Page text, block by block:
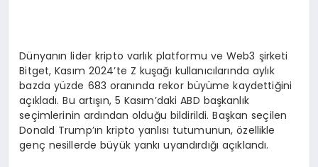
Dünyanın lider kripto varlık platformu ve Web3 şirketi
Bitget, Kasım 2024’te Z kuşağı kullanıcılarında aylık
bazda yüzde 683 oranında rekor büyüme kaydettiğini
açıkladı. Bu artışın, 5 Kasım’daki ABD başkanlık
seçimlerinin ardından olduğu bildirildi. Başkan seçilen
Donald Trump’ın kripto yanlısı tutumunun, özellikle
genç nesillerde büyük yankı uyandırdığı açıklandı.